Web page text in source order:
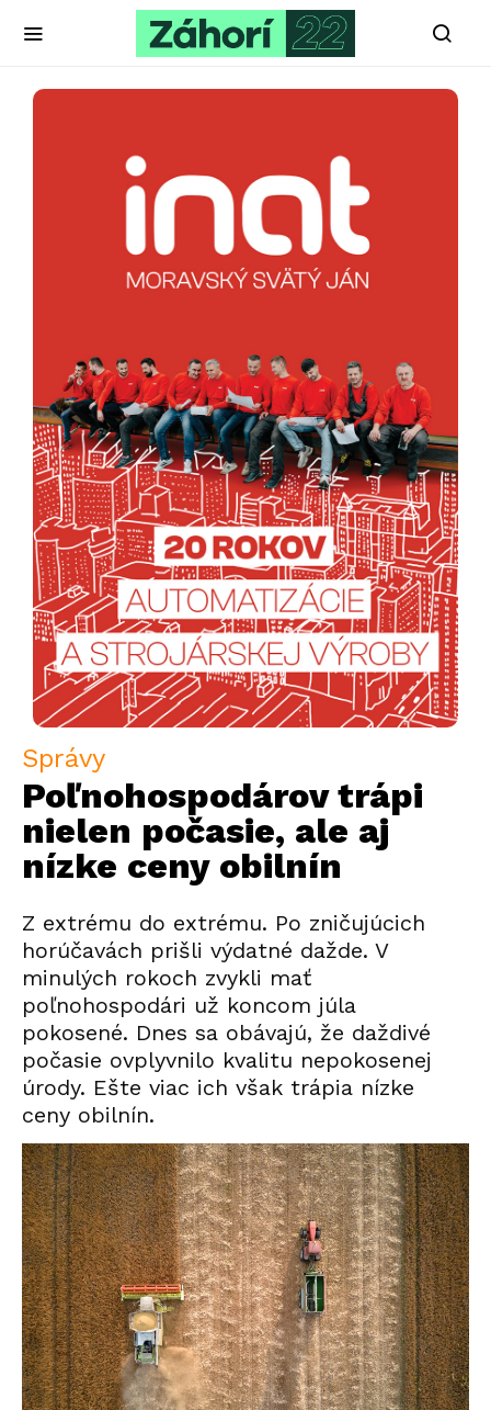
Správy
Poľnohospodárov trápi
nielen počasie, ale aj
nízke ceny obilnín
Z extrému do extrému. Po zničujúcich
horúčavách prišli výdatné dažde. V
minulých rokoch zvykli mať
poľnohospodári už koncom júla
pokosené. Dnes sa obávajú, že daždivé
počasie ovplyvnilo kvalitu nepokosenej
úrody. Ešte viac ich však trápia nízke
ceny obilnín.